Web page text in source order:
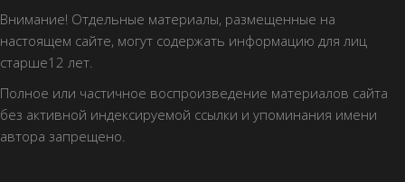
Внимание! Отдельные материалы, размещенные на
настоящем сайте, могут содержать информацию для лиц
старше12 лет.
Полное или частичное воспроизведение материалов сайта
без активной индексируемой ссылки и упоминания имени
автора запрещено.